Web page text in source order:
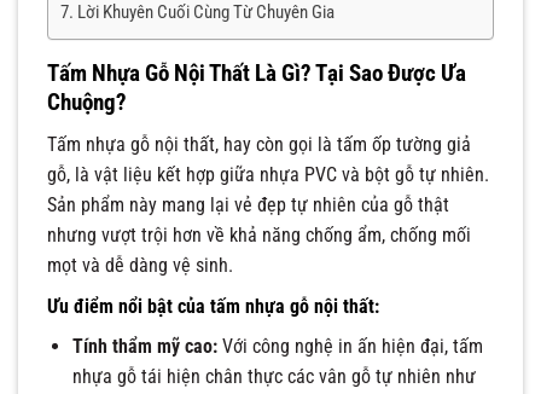
Lời Khuyên Cuối Cùng Từ Chuyên Gia
Tấm Nhựa Gỗ Nội Thất Là Gì? Tại Sao Được Ưa
Chuộng?
Tấm nhựa gỗ nội thất, hay còn gọi là tấm ốp tường giả
gỗ, là vật liệu kết hợp giữa nhựa PVC và bột gỗ tự nhiên.
Sản phẩm này mang lại vẻ đẹp tự nhiên của gỗ thật
nhưng vượt trội hơn về khả năng chống ẩm, chống mối
mọt và dễ dàng vệ sinh.
Ưu điểm nổi bật của tấm nhựa gỗ nội thất:
Tính thẩm mỹ cao:Với công nghệ in ấn hiện đại, tấm
nhựa gỗ tái hiện chân thực các vân gỗ tự nhiên như